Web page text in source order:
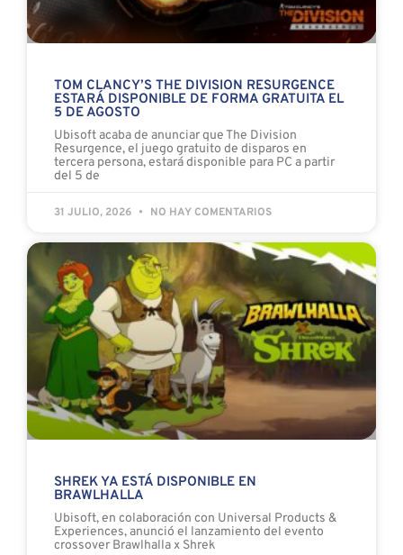
TOM CLANCY’S THE DIVISION RESURGENCE
ESTARÁ DISPONIBLE DE FORMA GRATUITA EL
5 DE AGOSTO
Ubisoft acaba de anunciar que The Division
Resurgence, el juego gratuito de disparos en
tercera persona, estará disponible para PC a partir
del 5 de
31 JULIO, 2026 NO HAY COMENTARIOS
SHREK YA ESTÁ DISPONIBLE EN
BRAWLHALLA
Ubisoft, en colaboración con Universal Products &
Experiences, anunció el lanzamiento del evento
crossover Brawlhalla x Shrek